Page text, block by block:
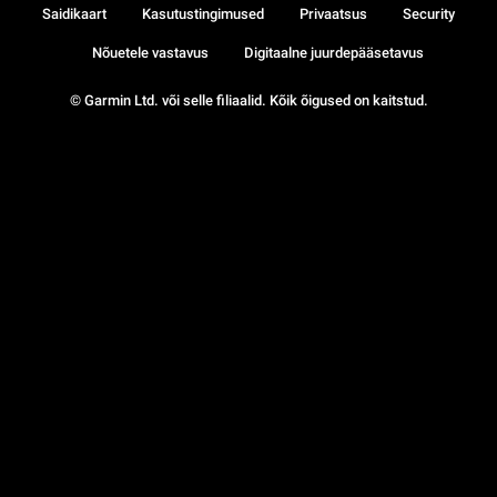
© Garmin Ltd. või selle filiaalid. Kõik õigused on kaitstud.
Saidikaart Kasutustingimused Privaatsus Security
Nõuetele vastavus Digitaalne juurdepääsetavus